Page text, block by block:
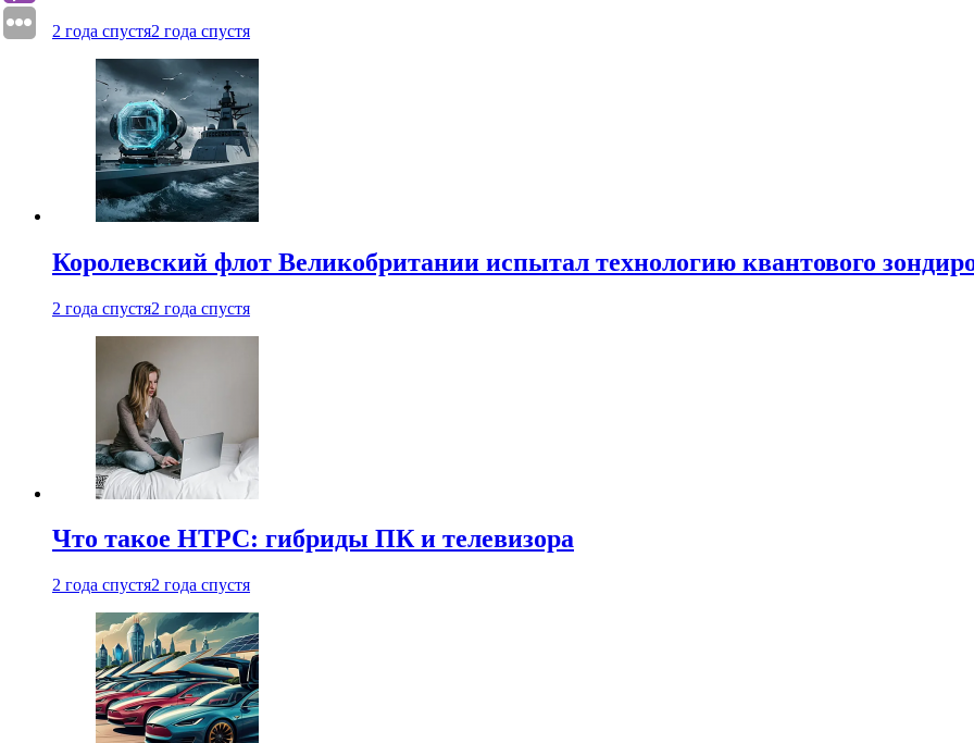
2 года спустя2 года спустя
Королевский флот Великобритании испытал технологию квантового
2 года спустя2 года спустя
Что такое HTPC: гибриды ПК и телевизора
2 года спустя2 года спустя